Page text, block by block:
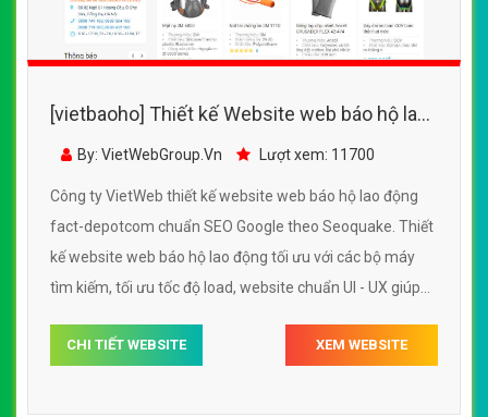
[vietbaoho] Thiết kế Website web báo hộ lao
động - fact-depotcom
By: VietWebGroup.Vn Lượt xem: 11700
Công ty VietWeb thiết kế website web báo hộ lao động
fact-depotcom chuẩn SEO Google theo Seoquake. Thiết
kế website web báo hộ lao động tối ưu với các bộ máy
tìm kiếm, tối ưu tốc độ load, website chuẩn UI - UX giúp
động fact-depotcom
CHI TIẾT WEBSITE XEM WEBSITE